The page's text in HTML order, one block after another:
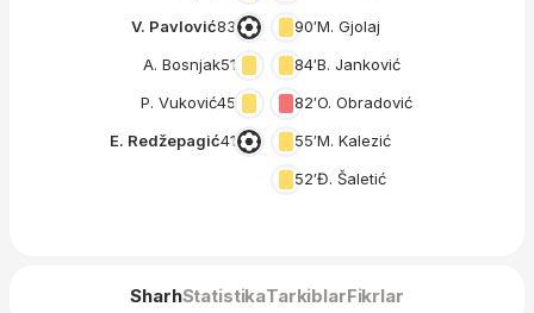
V. Pavlović83′
A. Bosnjak51′
P. Vuković45′
E. Redžepagić41′
90′M. Gjolaj
84′B. Janković
82′O. Obradović
55′M. Kalezić
52′Đ. Šaletić
SharhStatistikaTarkiblarFikrlar